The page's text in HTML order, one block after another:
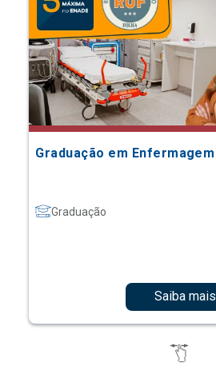
Graduação em Enfermagem
Graduação
Saiba mais